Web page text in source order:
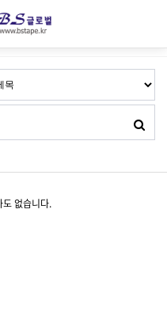
없습니다.